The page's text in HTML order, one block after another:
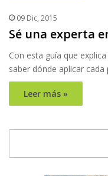
09 Dic, 2015
Sé una experta
Con esta guía que
saber dónde aplicar cada
Leer más »